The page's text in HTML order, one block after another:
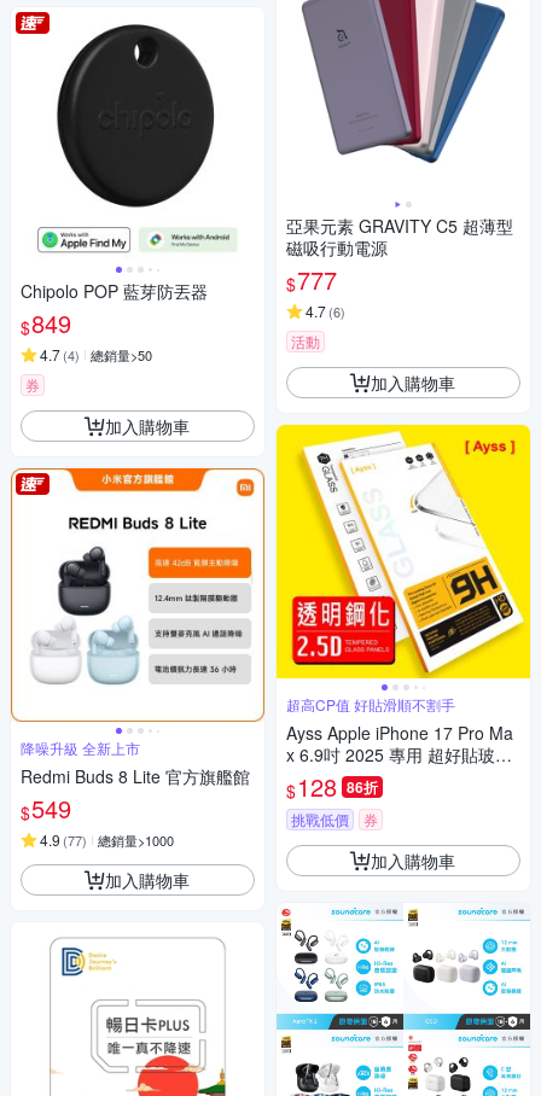
Chipolo POP 藍芽防丟器
$849
4.7(4) 總銷量>50
券
加入購物車
降噪升級 全新上市
Redmi Buds 8 Lite 官方旗艦館
$549
4.9 (77) 總銷量>1000
加入購物車
亞果元素 GRAVITY C5 超薄型
磁吸行動電源
$777
4.7(6)
活動
加入購物車
超高CP值 好貼滑順不割手
Ayss Apple iPhone 17 Pro Ma
x 6.9吋 2025 專用 超好貼玻璃
保護貼
$128 86折
挑戰低價 券
加入購物車